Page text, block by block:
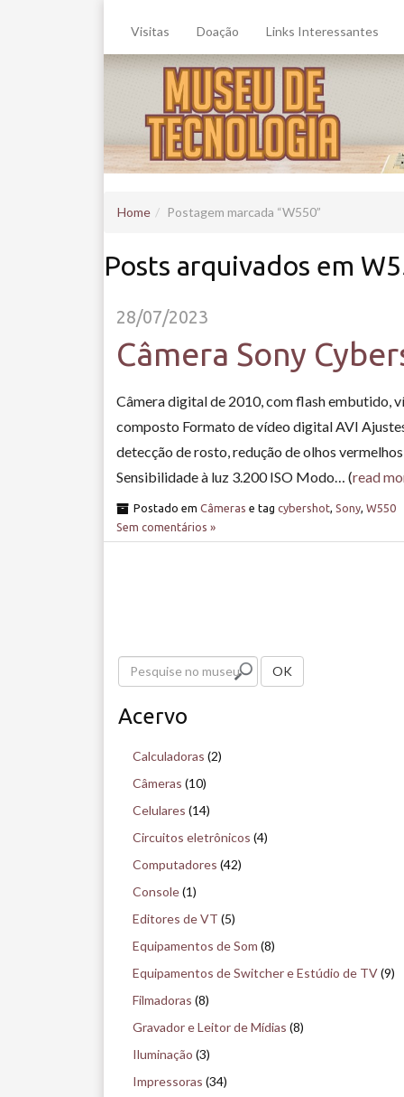
Visitas Doação Links Interessantes
Home Postagem marcada W550
Posts arquivados em
28/07/2023
Câmera Sony
Câmera digital de 2010, com flash embutido,
composto Formato de vídeo digital AVI
detecção de rosto, redução de olhos
Sensibilidade à luz 3.200 ISO Modo… (read
Postado em Câmeras e tag cybershot, Sony, W550
Sem comentários »
s
OK
Acervo
Calculadoras (2)
Câmeras (10)
Celulares (14)
Circuitos eletrônicos (4)
Computadores (42)
Console(1)
Editores de VT (5)
Equipamentos de Som (8)
Equipamentos de Switcher e Estúdio de TV(9)
Filmadoras (8)
Gravador e Leitor de Mídias (8)
Iluminação (3)
Impressoras (34)